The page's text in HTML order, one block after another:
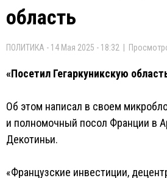
область
ПОЛИТИКА - 14 Мая 2025 - 18:32 |
«Посетил Гегаркуникскую
Об этом написал в своем
и полномочный посол Франции в
Декотиньи.
«Французские инвестиции,